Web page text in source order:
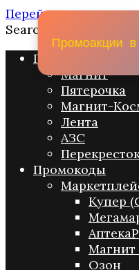
Перейти к
Search for:
Промо акции
Магнит
Пятерочка
Магнит-
Лента
АЗС
Промокоды
Купер
Магнит
Озон
Промоакции в